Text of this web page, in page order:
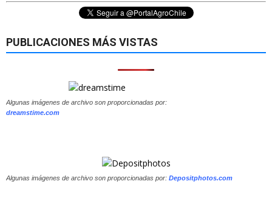
PUBLICACIONES MÁS VISTAS
Algunas imágenes de archivo son proporcionadas por:
dreamstime.com
Algunas imágenes de archivo son proporcionadas por: Depositphotos.com